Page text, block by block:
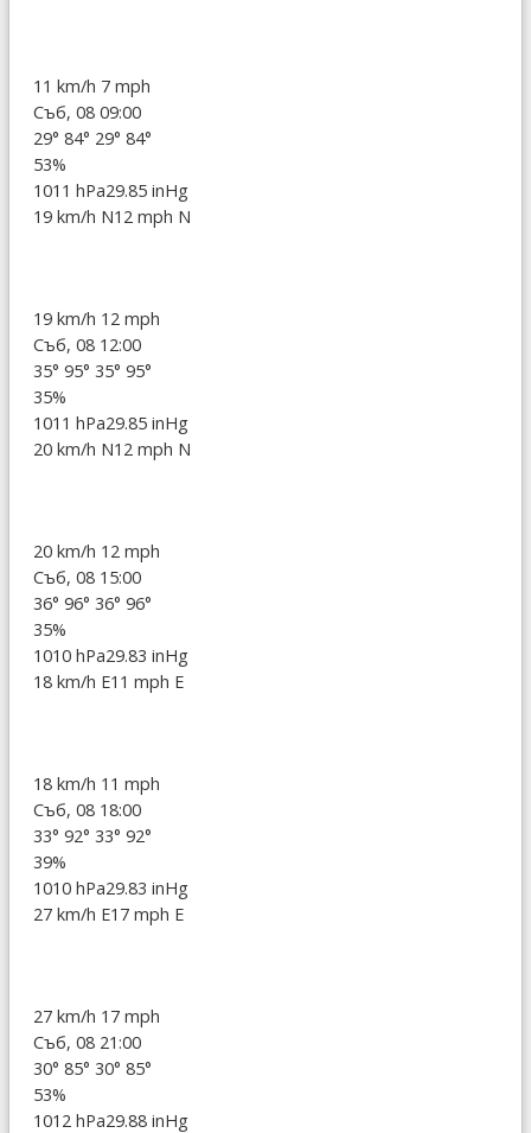
11 km/h 7 mph
Съб, 08 09:00
29° 84° 29° 84°
53%
1011 hPa29.85 inHg
19 km/h N12 mph N
19 km/h 12 mph
Съб, 08 12:00
35° 95° 35° 95°
35%
1011 hPa29.85 inHg
20 km/h N12 mph N
20 km/h 12 mph
Съб, 08 15:00
36° 96° 36° 96°
35%
1010 hPa29.83 inHg
18 km/h E11 mph E
18 km/h 11 mph
Съб, 08 18:00
33° 92° 33° 92°
39%
1010 hPa29.83 inHg
27 km/h E17 mph E
27 km/h 17 mph
Съб, 08 21:00
30° 85° 30° 85°
53%
1012 hPa29.88 inHg